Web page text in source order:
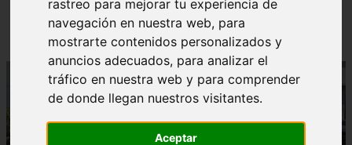
rastreo para mejorar tu experiencia de
navegación en nuestra web, para
mostrarte contenidos personalizados y
anuncios adecuados, para analizar el
tráfico en nuestra web y para comprender
de donde llegan nuestros visitantes.
Aceptar
▷ Zona Azul Córdoba 《 Horarios y Tarifas 2024 》